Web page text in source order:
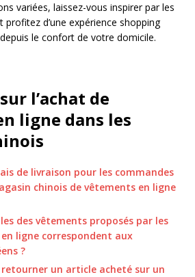
variées, laissez-vous inspirer par les
profitez d’une expérience shopping
le confort de votre domicile.
l’achat de
ligne dans les
de livraison pour les commandes
chinois de vêtements en ligne
des vêtements proposés par les
ligne correspondent aux
?
un article acheté sur un